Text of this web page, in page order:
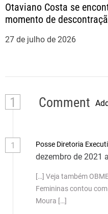
Otaviano Costa se
momento de
27 de julho de 2026
1 Comment
1 Posse Diretoria
dezembro de 2021
[…] Veja também
Femininas contou
Moura […]